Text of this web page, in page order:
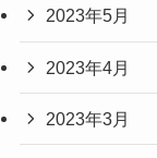
2023年5月
2023年4月
2023年3月